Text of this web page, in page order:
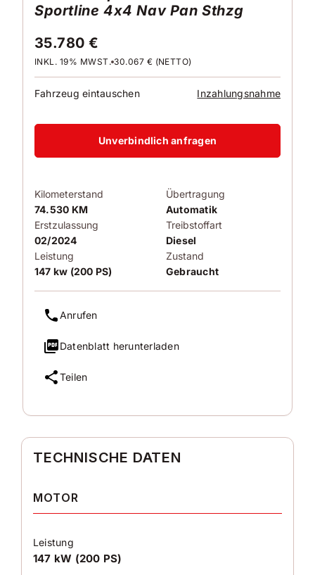
Sportline 4x4 Nav Pan Sthzg
35.780 €
INKL. 19% MWST. 30.067 € (NETTO)
Fahrzeug eintauschen Inzahlungsnahme
Unverbindlich anfragen
Kilometerstand
74.530 KM
Erstzulassung
02/2024
Leistung
147 kw (200 PS)
Übertragung
Automatik
Treibstoffart
Diesel
Zustand
Gebraucht
Anrufen
Datenblatt herunterladen
Teilen
TECHNISCHE DATEN
MOTOR
Leistung
147 kW (200 PS)